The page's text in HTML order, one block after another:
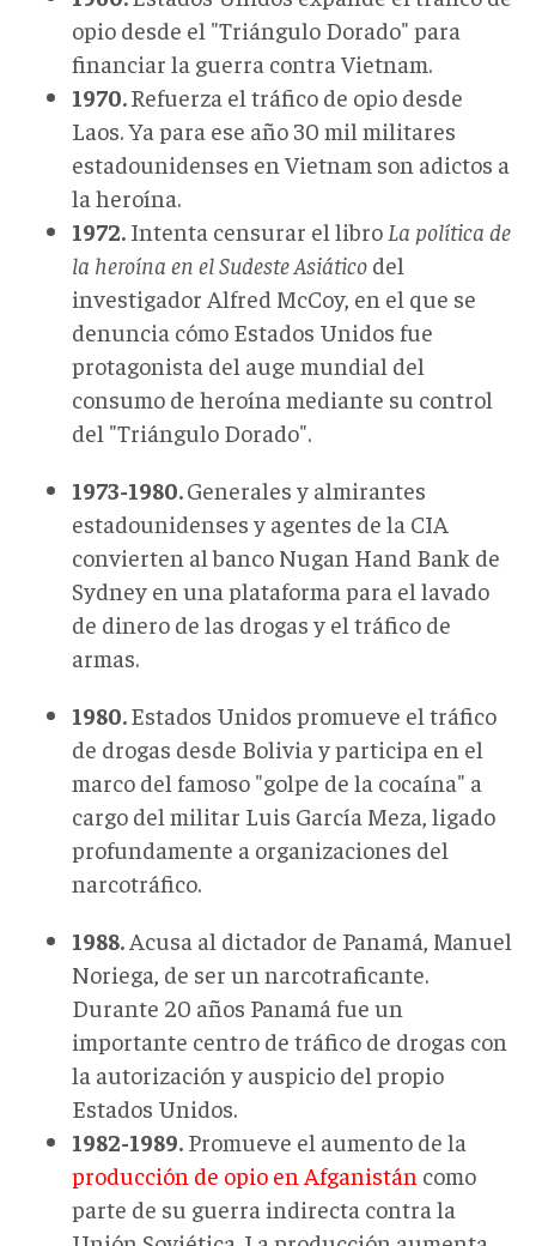
opio desde el "Triángulo Dorado" para
financiar la guerra contra Vietnam.
1970.Refuerza el tráfico de opio desde
Laos. Ya para ese año 30 mil militares
estadounidenses en Vietnam son adictos a
la heroína.
1972. Intenta censurar el libro La política de
la heroína en el Sudeste Asiático del
investigador Alfred McCoy, en el que se
denuncia cómo Estados Unidos fue
protagonista del auge mundial del
consumo de heroína mediante su control
del "Triángulo Dorado".
1973-1980.Generales y almirantes
estadounidenses y agentes de la CIA
convierten al banco Nugan Hand Bank de
Sydney en una plataforma para el lavado
de dinero de las drogas y el tráfico de
armas.
1980.Estados Unidos promueve el tráfico
de drogas desde Bolivia y participa en el
marco del famoso "golpe de la cocaína" a
cargo del militar Luis García Meza, ligado
profundamente a organizaciones del
narcotráfico.
1988. Acusa al dictador de Panamá, Manuel
Noriega, de ser un narcotraficante.
Durante 20 años Panamá fue un
importante centro de tráfico de drogas con
la autorización y auspicio del propio
Estados Unidos.
1982-1989. Promueve el aumento de la
producción de opio en Afganistán como
parte de su guerra indirecta contra la